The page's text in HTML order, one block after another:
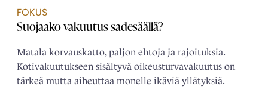
FOKUS
Suojaako vakuutus sadesäällä?
Matala korvauskatto, paljon ehtoja ja rajoituksia.
Kotivakuutukseen sisältyvä oikeusturvavakuutus on
tärkeä mutta aiheuttaa monelle ikäviä yllätyksiä.